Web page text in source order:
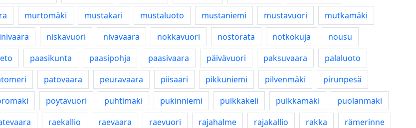
murtomäki mustakari mustaluoto mustaniemi mustavuori
mutkamäki
niskavuori nivavaara nokkavuori nostorata notkokuja
nousu
paasikunta paasipohja paasivaara päivävuori paksuvaara
palaluoto
patovaara peuravaara piisaari pikkuniemi pilvenmäki
pirunpesä
pöytävuori puhtimäki pukinniemi pulkkakeli pulkkamäki
puolanmäki
raekallio raevaara raevuori rajahalme rajakallio rakka
rämerinne